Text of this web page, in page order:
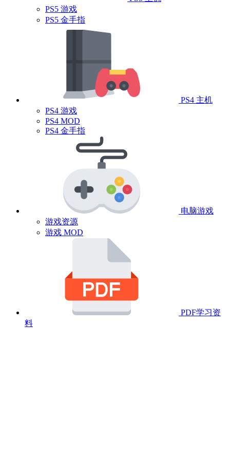
PS5 游戏
PS5 金手指
PS4 主机
PS4 游戏
PS4 MOD
PS4 金手指
电脑游戏
游戏资源
游戏 MOD
PDF学习资
料